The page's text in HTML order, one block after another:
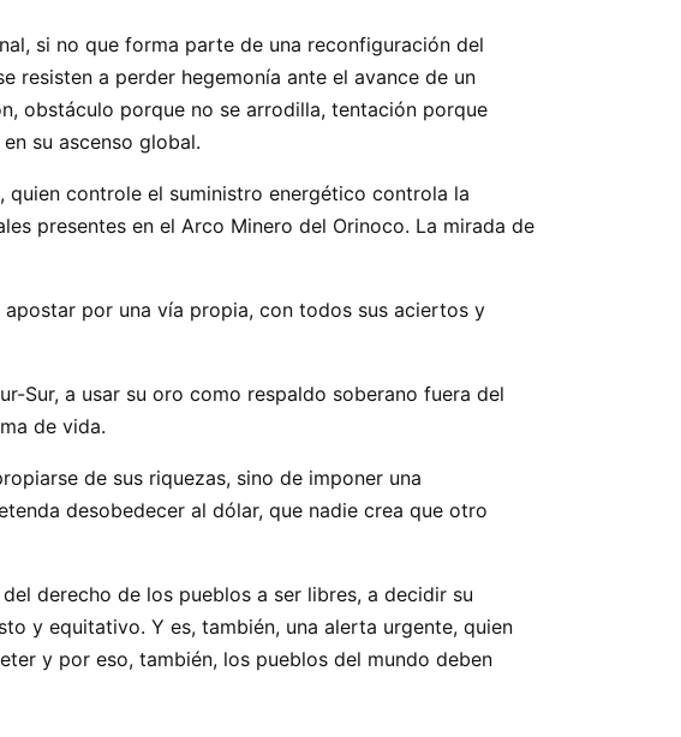
si no que forma parte de una reconfiguración del
resisten a perder hegemonía ante el avance de un
obstáculo porque no se arrodilla, tentación porque
su ascenso global.
controle el suministro energético controla la
presentes en el Arco Minero del Orinoco. La mirada de
por una vía propia, con todos sus aciertos y
Sur, a usar su oro como respaldo soberano fuera del
de vida.
de sus riquezas, sino de imponer una
desobedecer al dólar, que nadie crea que otro
derecho de los pueblos a ser libres, a decidir su
y equitativo. Y es, también, una alerta urgente, quien
y por eso, también, los pueblos del mundo deben